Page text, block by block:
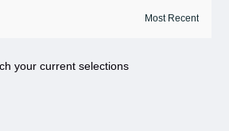
your current selections